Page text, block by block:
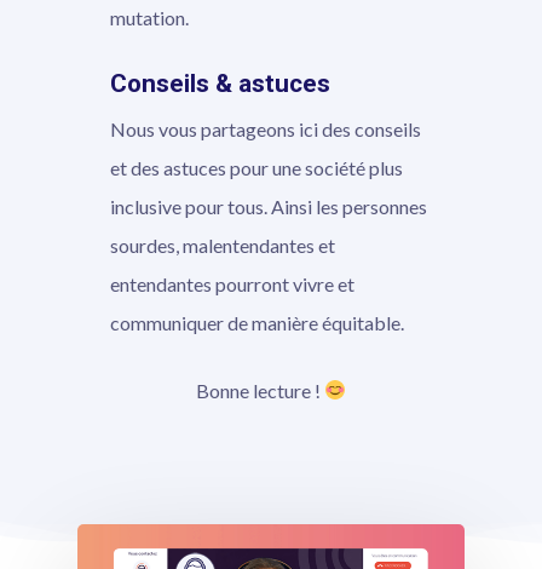
mutation.
Conseils & astuces
Nous vous partageons ici des conseils
et des astuces pour une société plus
inclusive pour tous. Ainsi les personnes
sourdes, malentendantes et
entendantes pourront vivre et
communiquer de manière équitable.
Bonne lecture !